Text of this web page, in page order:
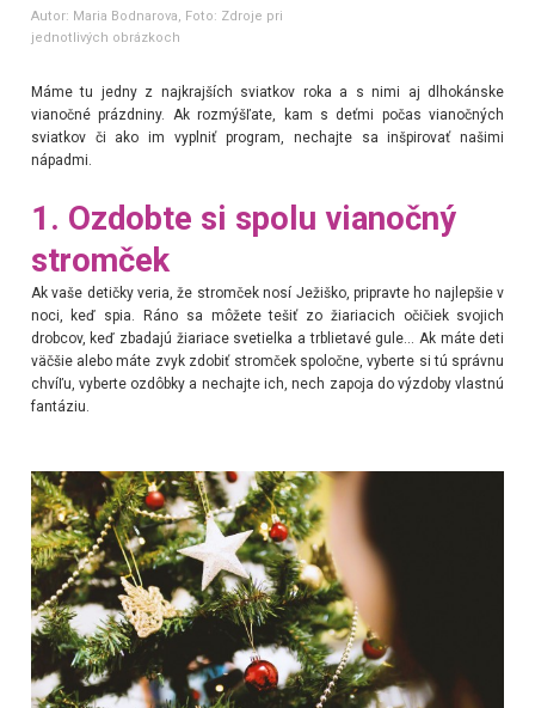
Autor: Maria Bodnarova, Foto: Zdroje pri
jednotlivých obrázkoch
Máme tu jedny z najkrajších sviatkov roka a s nimi aj dlhokánske
vianočné prázdniny. Ak rozmýšľate, kam s deťmi počas vianočných
sviatkov či ako im vyplniť program, nechajte sa inšpirovať našimi
nápadmi.
1. Ozdobte si spolu vianočný
stromček
Ak vaše detičky veria, že stromček nosí Ježiško, pripravte ho najlepšie v
noci, keď spia. Ráno sa môžete tešiť zo žiariacich očičiek svojich
drobcov, keď zbadajú žiariace svetielka a trblietavé gule... Ak máte deti
väčšie alebo máte zvyk zdobiť stromček spoločne, vyberte si tú správnu
chvíľu, vyberte ozdôbky a nechajte ich, nech zapoja do výzdoby vlastnú
fantáziu.